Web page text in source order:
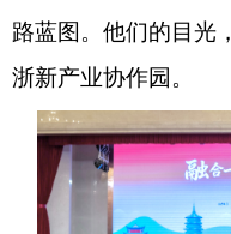
路蓝图。他们的目
浙新产业协作园。